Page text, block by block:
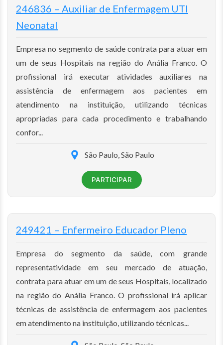
246836 – Auxiliar de Enfermagem UTI
Neonatal
Empresa no segmento de saúde contrata para atuar em
um de seus Hospitais na região do Anália Franco. O
profissional irá executar atividades auxiliares na
assistência de enfermagem aos pacientes em
atendimento na instituição, utilizando técnicas
apropriadas para cada procedimento e trabalhando
confor...
São Paulo, São Paulo
PARTICIPAR
249421 – Enfermeiro Educador Pleno
Empresa do segmento da saúde, com grande
representatividade em seu mercado de atuação,
contrata para atuar em um de seus Hospitais, localizado
na região do Anália Franco. O profissional irá aplicar
técnicas de assistência de enfermagem aos pacientes
em atendimento na instituição, utilizando técnicas...